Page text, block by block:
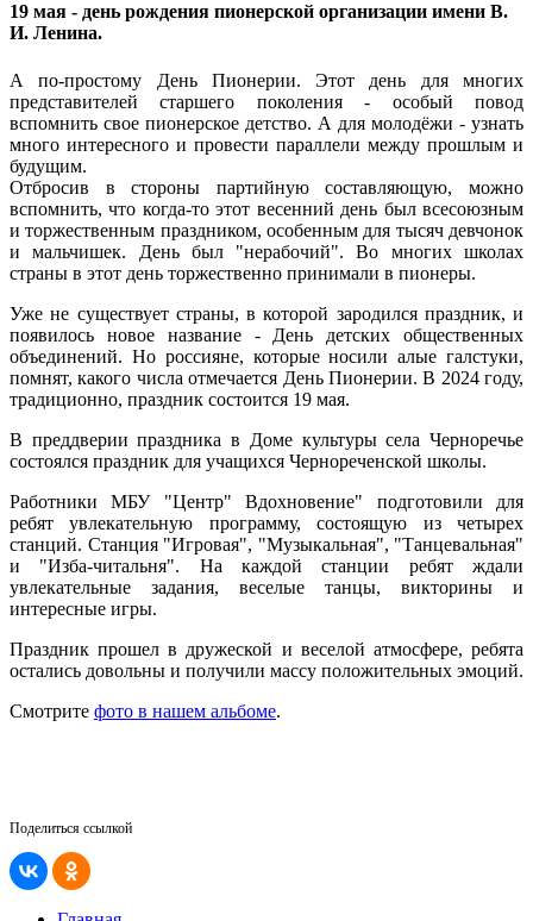
19 мая - день рождения пионерской организации имени В.
И. Ленина.
А по-простому День Пионерии. Этот день для многих
представителей старшего поколения - особый повод
вспомнить свое пионерское детство. А для молодёжи - узнать
много интересного и провести параллели между прошлым и
будущим.
Отбросив в стороны партийную составляющую, можно
вспомнить, что когда-то этот весенний день был всесоюзным
и торжественным праздником, особенным для тысяч девчонок
и мальчишек. День был "нерабочий". Во многих школах
страны в этот день торжественно принимали в пионеры.
Уже не существует страны, в которой зародился праздник, и
появилось новое название - День детских общественных
объединений. Но россияне, которые носили алые галстуки,
помнят, какого числа отмечается День Пионерии. В 2024 году,
традиционно, праздник состоится 19 мая.
В преддверии праздника в Доме культуры села Черноречье
состоялся праздник для учащихся Чернореченской школы.
Работники МБУ "Центр" Вдохновение" подготовили для
ребят увлекательную программу, состоящую из четырех
станций. Станция "Игровая", "Музыкальная", "Танцевальная"
и "Изба-читальня". На каждой станции ребят ждали
увлекательные задания, веселые танцы, викторины и
интересные игры.
Праздник прошел в дружеской и веселой атмосфере, ребята
остались довольны и получили массу положительных эмоций.
Смотрите фото в нашем альбоме.
Поделиться ссылкой